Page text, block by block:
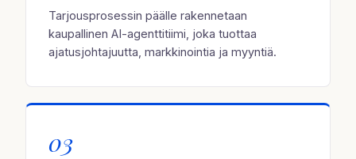
Tarjousprosessin päälle rakennetaan
kaupallinen AI-agenttitiimi, joka tuottaa
ajatusjohtajuutta, markkinointia ja myyntiä.
03